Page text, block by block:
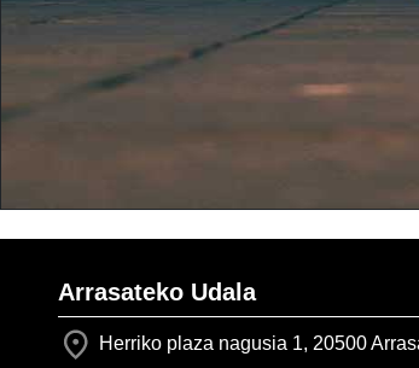
Arrasateko Udala
Herriko plaza nagusia 1, 20500